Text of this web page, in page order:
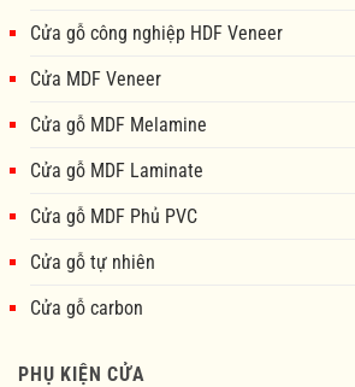
Cửa gỗ công nghiệp HDF Veneer
Cửa MDF Veneer
Cửa gỗ MDF Melamine
Cửa gỗ MDF Laminate
Cửa gỗ MDF Phủ PVC
Cửa gỗ tự nhiên
Cửa gỗ carbon
PHỤ KIỆN CỬA